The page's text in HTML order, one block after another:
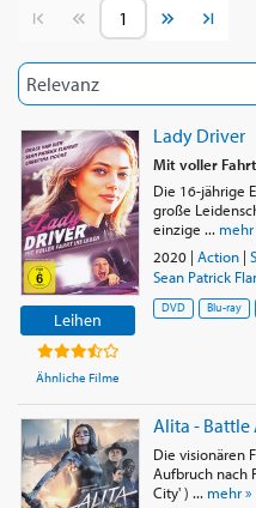
Vorherige SeiteNächste
Leihen
Ähnliche Filme
Lady Driver
Mit voller
Die 16-jährige
große
einzige ... mehr
2020| Action|
Sean Patrick
DVD Blu-ray
Alita - Battle
Die visionären
Aufbruch nach
City' ) ... mehr »